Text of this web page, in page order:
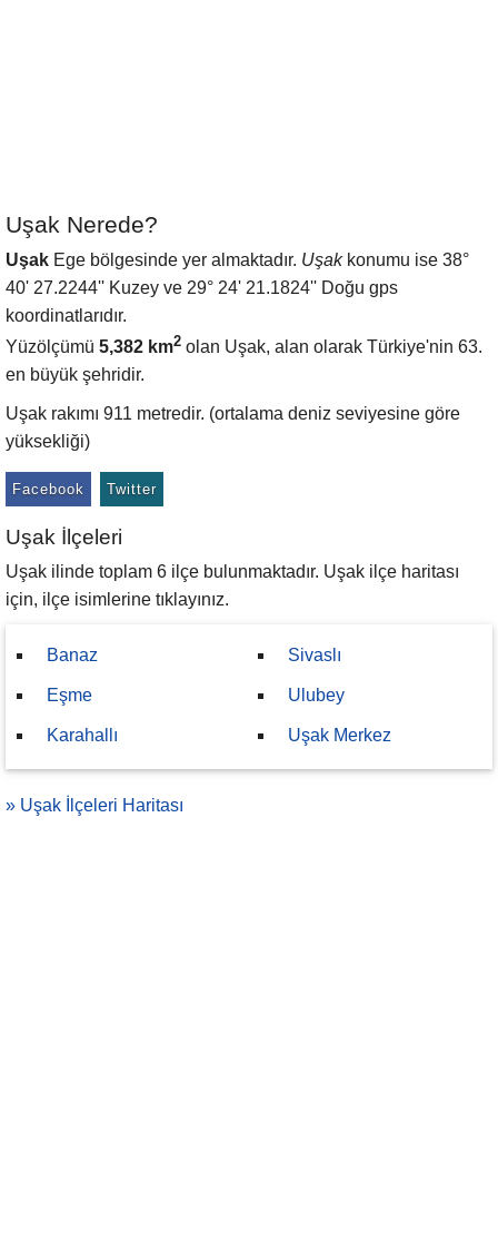
Uşak Nerede?
Uşak Ege bölgesinde yer almaktadır. Uşakkonumu ise 38°
40' 27.2244'' Kuzey ve 29° 24' 21.1824'' Doğu gps
koordinatlarıdır.
Yüzölçümü 5,382 km2 olan Uşak, alan olarak Türkiye'nin 63.
en büyük şehridir.
Uşak rakımı 911 metredir. (ortalama deniz seviyesine göre
yüksekliği)
Facebook Twitter
Uşak İlçeleri
Uşak ilinde toplam 6 ilçe bulunmaktadır. Uşak ilçe haritası
için, ilçe isimlerine tıklayınız.
Banaz
Eşme
Karahallı
Sivaslı
Ulubey
Uşak Merkez
» Uşak İlçeleri Haritası